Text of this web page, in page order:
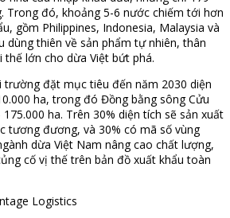
Trong đó, khoảng 5-6 nước chiếm tới hơn
gồm Philippines, Indonesia, Malaysia và
dùng thiên về sản phẩm tự nhiên, thân
lớn cho dừa Việt bứt phá.
trường đặt mục tiêu đến năm 2030 diện
ha, trong đó Đồng bằng sông Cửu
ha. Trên 30% diện tích sẽ sản xuất
tương đương, và 30% có mã số vùng
dừa Việt Nam nâng cao chất lượng,
cố vị thế trên bản đồ xuất khẩu toàn